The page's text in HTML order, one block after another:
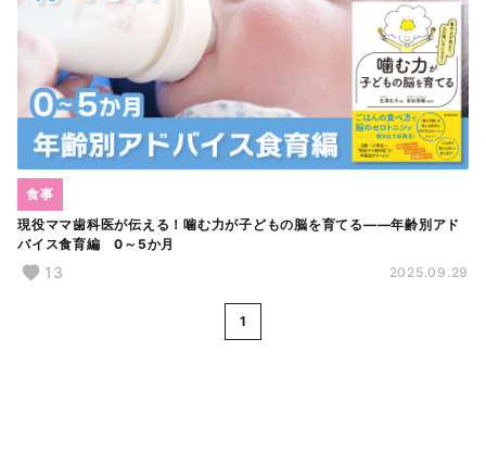
現役ママ歯科医が伝える！噛む力が子どもの脳を育てる――年齢別アド
バイス食育編 0～5か月
食事
13 2025.09.29
1